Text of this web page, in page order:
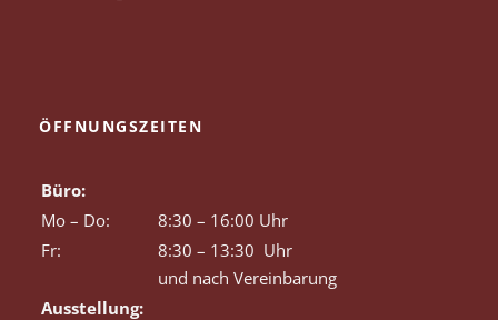
ÖFFNUNGSZEITEN
Büro:
Mo – Do:
8:30 – 16:00 Uhr
Fr:
8:30 – 13:30 Uhr
und nach Vereinbarung
Ausstellung: